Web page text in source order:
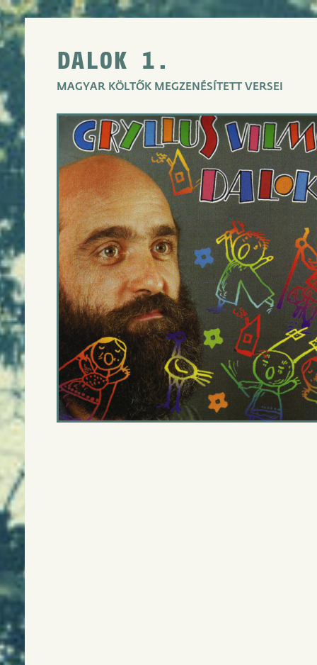
DALOK 1.
MAGYAR KÖLTŐK MEGZENÉSÍTETT VERSEI